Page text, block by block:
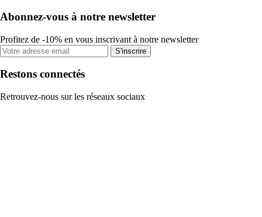
Abonnez-vous à notre newsletter
Profitez de -10% en vous inscrivant à notre newsletter
S'inscrire
Restons connectés
Retrouvez-nous sur les réseaux sociaux